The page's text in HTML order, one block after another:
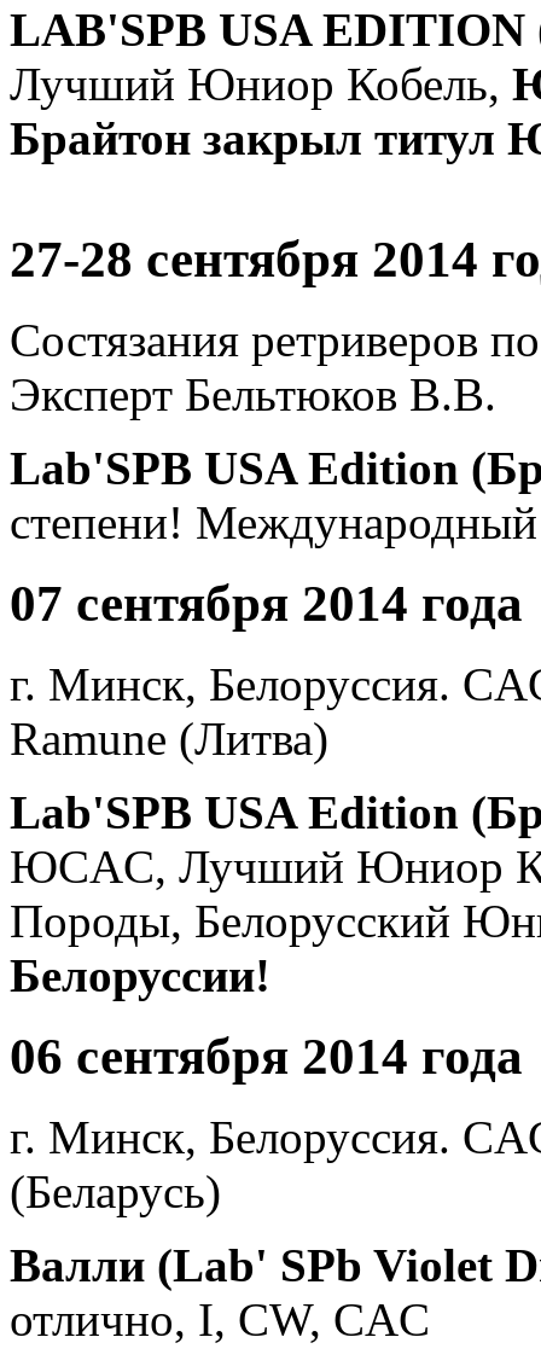
LAB'SPB USA EDITION
Лучший Юниор Кобель,
Брайтон закрыл
27-28 сентября 2014
Состязания ретриверов
Эксперт Бельтюков В.В.
Lab'SPB USA Edition
степени! Международный
07 сентября 2014 года
г. Минск, Белоруссия.
Ramune (Литва)
Lab'SPB USA Edition
ЮCAC, Лучший Юниор
Породы, Белорусский
Белоруссии!
06 сентября 2014 года
г. Минск, Белоруссия.
(Беларусь)
Валли (Lab' SPb Violet
отлично, I, СW, CAC